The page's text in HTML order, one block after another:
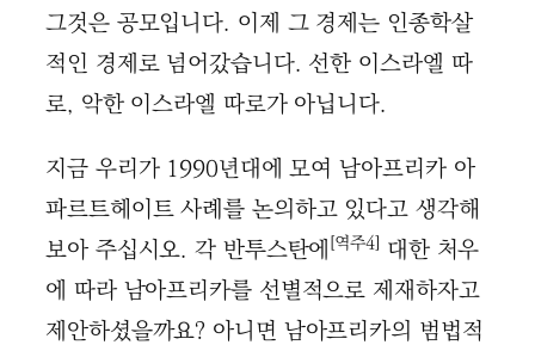
그것은 공모입니다. 이제 그 경제는 인종학살
적인 경제로 넘어갔습니다. 선한 이스라엘 따
로, 악한 이스라엘 따로가 아닙니다.
지금 우리가 1990년대에 모여 남아프리카 아
파르트헤이트 사례를 논의하고 있다고 생각해
보아 주십시오. 각 반투스탄에[역주4] 대한 처우
에 따라 남아프리카를 선별적으로 제재하자고
제안하셨을까요? 아니면 남아프리카의 범법적